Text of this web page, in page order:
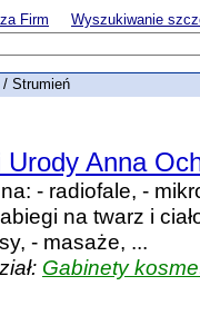
Firm Wyszukiwanie
/ Strumień
Anna
- radiofale, -
na twarz i
- masaże, ...
Gabinety